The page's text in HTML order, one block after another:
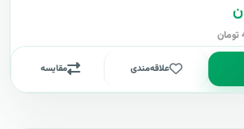
علاقه‌مندی مقایسه